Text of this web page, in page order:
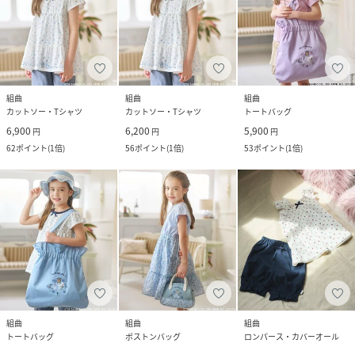
組曲
カットソー・Tシャツ
6,900 円
62ポイント(1倍)
組曲
カットソー・Tシャツ
6,200 円
56ポイント(1倍)
組曲
トートバッグ
5,900 円
53ポイント(1倍)
組曲
トートバッグ
組曲
ボストンバッグ
組曲
ロンパース・カバーオール